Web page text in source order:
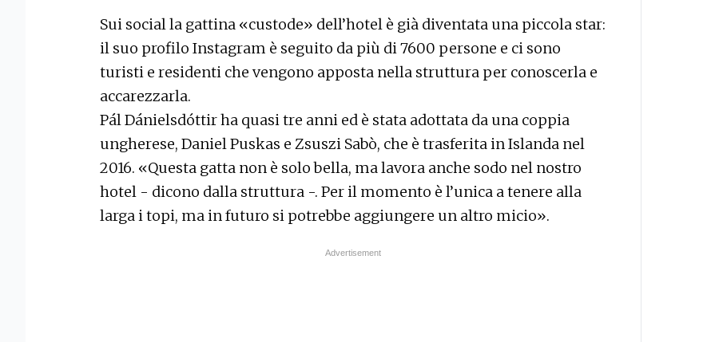
Sui social la gattina «custode» dell’hotel è già diventata una piccola star:
il suo profilo Instagram è seguito da più di 7600 persone e ci sono
turisti e residenti che vengono apposta nella struttura per conoscerla e
accarezzarla.
Pál Dánielsdóttir ha quasi tre anni ed è stata adottata da una coppia
ungherese, Daniel Puskas e Zsuszi Sabò, che è trasferita in Islanda nel
2016. «Questa gatta non è solo bella, ma lavora anche sodo nel nostro
hotel - dicono dalla struttura -. Per il momento è l’unica a tenere alla
larga i topi, ma in futuro si potrebbe aggiungere un altro micio».